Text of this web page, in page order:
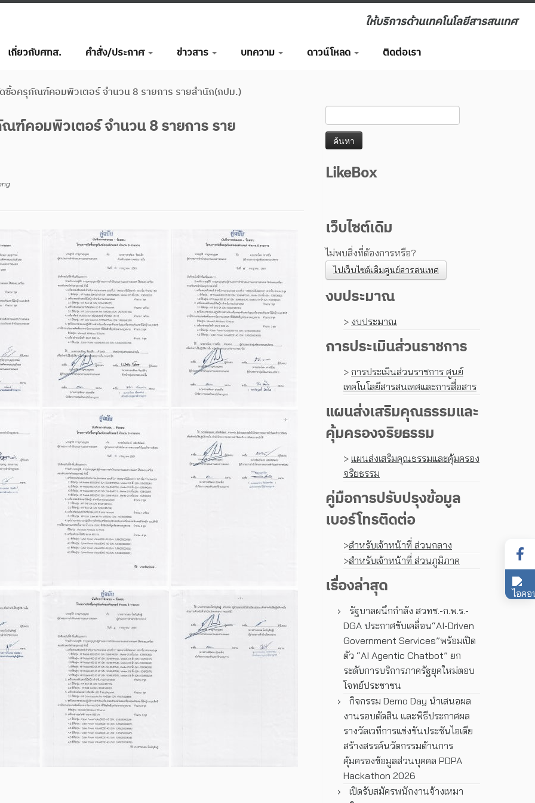
ให้บริการด้านเทคโนโลยีสารสนเทศ
เกี่ยวกับศทส. คำสั่ง/ประกาศ ข่าวสาร บทความ ดาวน์โหลด ติดต่อเรา
ซื้อครุภัณฑ์คอมพิวเตอร์ จำนวน 8 รายการ รายสำนัก(กปม.)
ฑ์คอมพิวเตอร์ จำนวน 8 รายการ ราย
LikeBox
เว็บไซต์เดิม
ไม่พบสิ่งที่ต้องการหรือ?
ไปเว็บไซต์เดิมศูนย์สารสนเทศ
งบประมาณ
> งบประมาณ
การประเมินส่วนราชการ
> การประเมินส่วนราชการ ศูนย์
เทคโนโลยีสารสนเทศและการสื่อสาร
แผนส่งเสริมคุณธรรมและ
คุ้มครองจริยธรรม
> แผนส่งเสริมคุณธรรมและคุ้มครอง
จริยธรรม
คู่มือการปรับปรุงข้อมูล
เบอร์โทรติดต่อ
>สำหรับเจ้าหน้าที่ ส่วนกลาง
>สำหรับเจ้าหน้าที่ ส่วนภูมิภาค
เรื่องล่าสุด
รัฐบาลผนึกกำลัง สวทช.-ก.พ.ร.-
DGA ประกาศขับเคลื่อน“AI-Driven
Government Services”พร้อมเปิด
ตัว “AI Agentic Chatbot” ยก
ระดับการบริการภาครัฐยุคใหม่ตอบ
โจทย์ประชาชน
กิจกรรม Demo Day นำเสนอผล
งานรอบตัดสิน และพิธีประกาศผล
รางวัลเวทีการแข่งขันประชันไอเดีย
สร้างสรรค์นวัตกรรมด้านการ
คุ้มครองข้อมูลส่วนบุคคล PDPA
Hackathon 2026
เปิดรับสมัครพนักงานจ้างเหมา